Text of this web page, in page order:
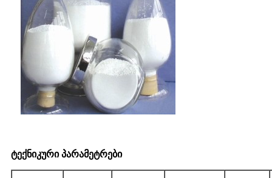
ტექნიკური პარამეტრები